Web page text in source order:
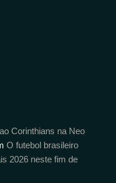
Corinthians na Neo
O futebol brasileiro
2026 neste fim de